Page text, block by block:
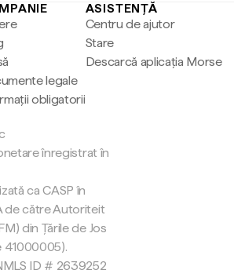
legale
obligatorii
ASISTENȚĂ
Centru de ajutor
Stare
Descarcă aplicația Morse
înregistrat în
ca CASP în
de către Autoriteit
din Țările de Jos
41000005).
ID # 2639252